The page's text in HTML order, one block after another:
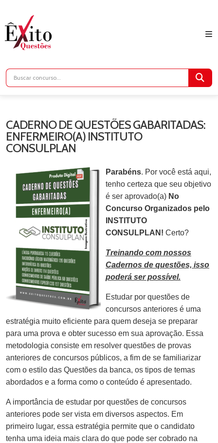
CADERNO DE QUESTÕES GABARITADAS:
ENFERMEIRO(A) INSTITUTO
CONSULPLAN
Parabéns. Por você está aqui,
tenho certeza que seu objetivo
é ser aprovado(a) No
Concurso Organizados pelo
INSTITUTO
CONSULPLAN! Certo?
Treinando com nossos
Cadernos de questões, isso
poderá ser possível.
Estudar por questões de
concursos anteriores é uma
estratégia muito eficiente para quem deseja se preparar
para uma prova e obter sucesso em sua aprovação. Essa
metodologia consiste em resolver questões de provas
anteriores de concursos públicos, a fim de se familiarizar
com o estilo das Questões da banca, os tipos de temas
abordados e a forma como o conteúdo é apresentado.
A importância de estudar por questões de concursos
anteriores pode ser vista em diversos aspectos. Em
primeiro lugar, essa estratégia permite que o candidato
tenha uma ideia mais clara do que pode ser cobrado na